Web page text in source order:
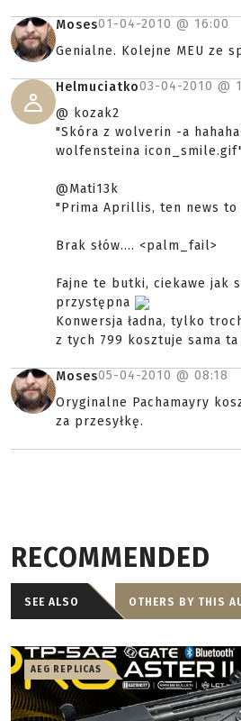
Moses01-04-2010 @ 16:00
Genialne. Kolejne MEU ze
Helmuciatko03-04-2010 @
@ kozak2
"Skóra z wolverin -a
wolfensteina icon_smile.gif"
@Mati13k
"Prima Aprillis, ten news to
Brak słów.... <palm_fail>
Fajne te butki, ciekawe jak
przystępna
Konwersja ładna, tylko
z tych 799 kosztuje sama ta
Moses05-04-2010 @ 08:18
Oryginalne Pachamayry
za przesyłkę.
RECOMMENDED
SEE ALSO OTHERS BY THIS
AEG REPLICAS